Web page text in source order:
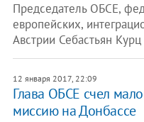
Председатель ОБСЕ,
европейских,
Австрии Себастьян
12 января 2017, 22:09
Глава ОБСЕ счел
миссию на Донбассе